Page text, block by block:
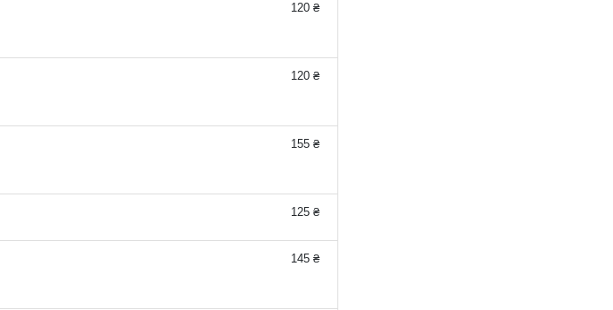
120 ₴
120 ₴
155 ₴
125 ₴
145 ₴